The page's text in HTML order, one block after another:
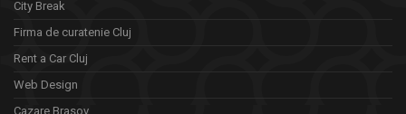
City Break
Firma de curatenie Cluj
Rent a Car Cluj
Web Design
Cazare Brasov